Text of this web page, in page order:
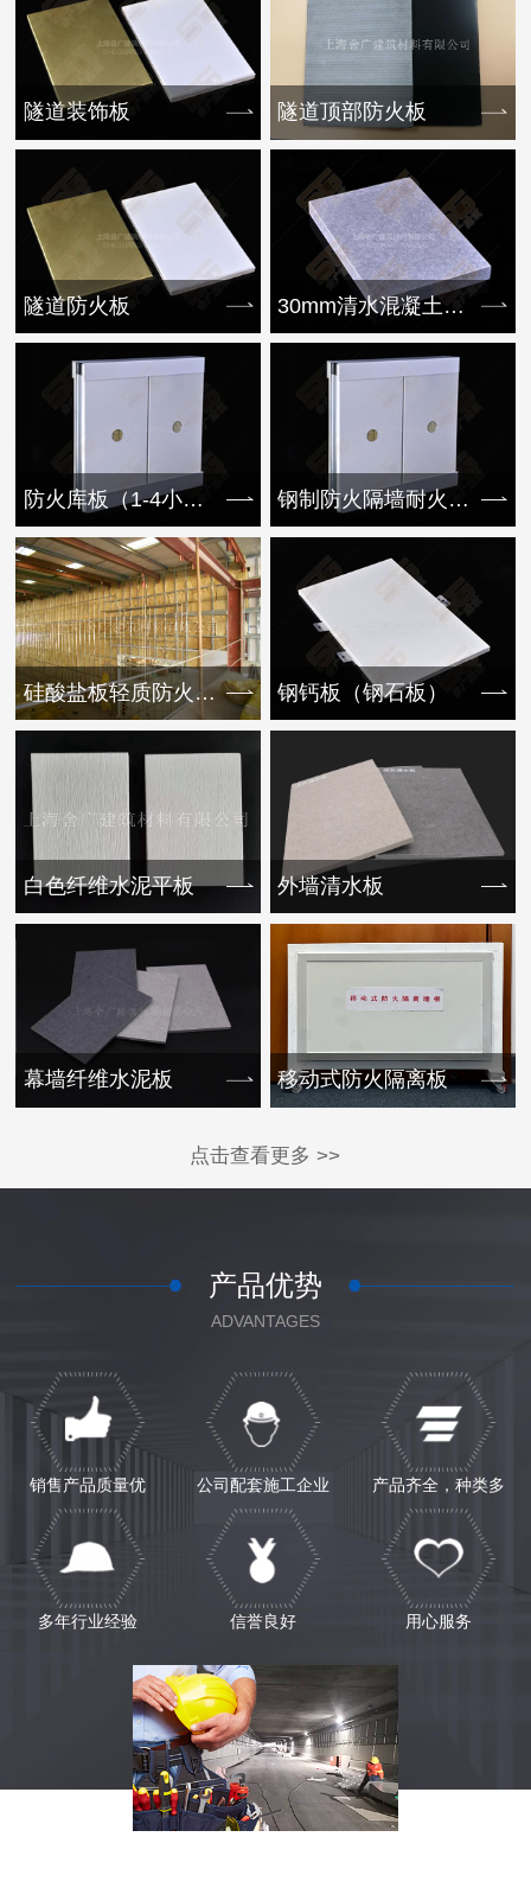
隧道装饰板 隧道顶部防火板
隧道防火板 30mm清水混凝土挂板
防火库板（1-4小时） 钢制防火隔墙耐火1-4小时
硅酸盐板轻质防火隔墙 钢钙板（钢石板）
白色纤维水泥平板 外墙清水板
幕墙纤维水泥板 移动式防火隔离板
点击查看更多 >>
产品优势
ADVANTAGES
销售产品质量优 公司配套施工企业 产品齐全，种类多
多年行业经验 信誉良好 用心服务